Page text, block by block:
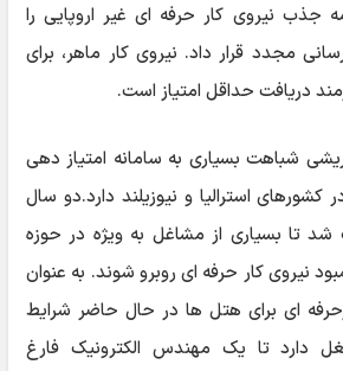
جذب نیروی کار حرفه ای غیر اروپایی را
مجدد قرار داد. نیروی کار ماهر، برای
دریافت حداقل امتیاز است.
شباهت بسیاری به سامانه امتیاز دهی
استرالیا و نیوزیلند دارد.دو سال
شد تا بسیاری از مشاغل به ویژه در حوزه
نیروی کار حرفه ای روبرو شوند. به عنوان
ای برای هتل ها در حال حاضر شرایط
دارد تا یک مهندس الکترونیک فارغ